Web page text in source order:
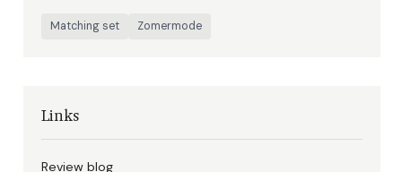
Matching set Zomermode
Links
Review blog